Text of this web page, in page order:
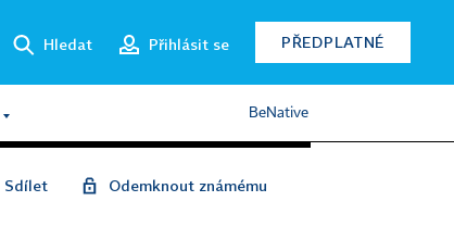
Hledat Přihlásit se PŘEDPLATNÉ
BeNative
Sdílet Odemknout známému